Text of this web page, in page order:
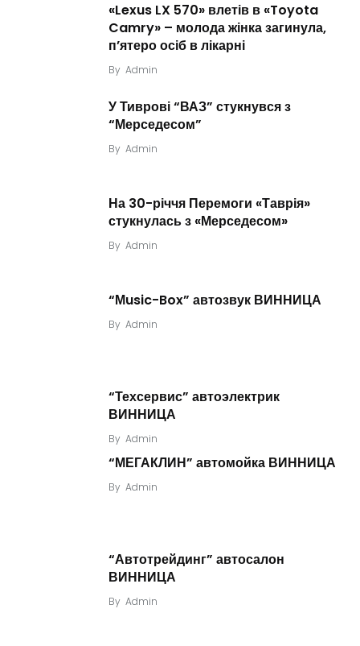
«Lexus LX 570» влетів в «Toyota
Camry» – молода жінка загинула,
п’ятеро осіб в лікарні
By Admin
У Тиврові “ВАЗ” стукнувся з
“Мерседесом”
By Admin
На 30-річчя Перемоги «Таврія»
стукнулась з «Мерседесом»
By Admin
“Мusic-Box” автозвук ВИННИЦА
By Admin
“Техсервис” автоэлектрик
ВИННИЦА
By Admin
“МЕГАКЛИН” автомойка ВИННИЦА
By Admin
“Автотрейдинг” автосалон
ВИННИЦА
By Admin